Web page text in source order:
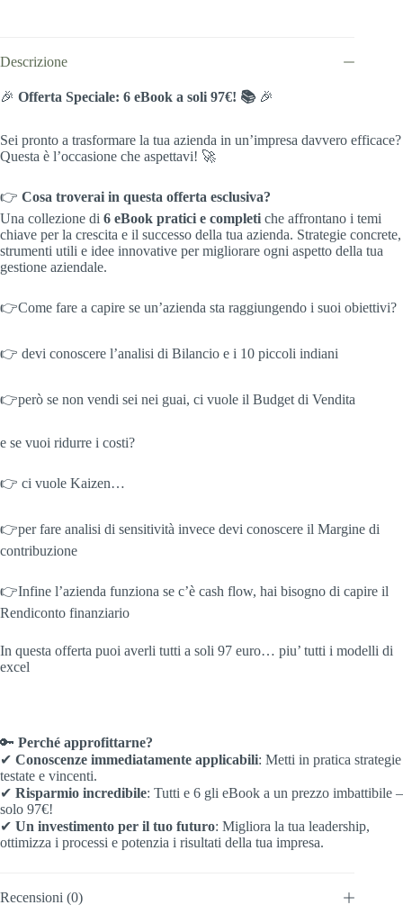
Descrizione
🎉 Offerta Speciale: 6 eBook a soli 97€! 📚🎉
Sei pronto a trasformare la tua azienda in un’impresa davvero efficace?
Questa è l’occasione che aspettavi! 🚀
👉 Cosa troverai in questa offerta esclusiva?
Una collezione di 6 eBook pratici e completi che affrontano i temi
chiave per la crescita e il successo della tua azienda. Strategie concrete,
strumenti utili e idee innovative per migliorare ogni aspetto della tua
gestione aziendale.
👉Come fare a capire se un’azienda sta raggiungendo i suoi obiettivi?
👉 devi conoscere l’analisi di Bilancio e i 10 piccoli indiani
👉però se non vendi sei nei guai, ci vuole il Budget di Vendita
e se vuoi ridurre i costi?
👉 ci vuole Kaizen…
👉per fare analisi di sensitività invece devi conoscere il Margine di
contribuzione
👉Infine l’azienda funziona se c’è cash flow, hai bisogno di capire il
Rendiconto finanziario
In questa offerta puoi averli tutti a soli 97 euro… piu’ tutti i modelli di
excel
🔑 Perché approfittarne?
✔ Conoscenze immediatamente applicabili: Metti in pratica strategie
testate e vincenti.
✔ Risparmio incredibile: Tutti e 6 gli eBook a un prezzo imbattibile –
solo 97€!
✔ Un investimento per il tuo futuro: Migliora la tua leadership,
ottimizza i processi e potenzia i risultati della tua impresa.
Recensioni (0)